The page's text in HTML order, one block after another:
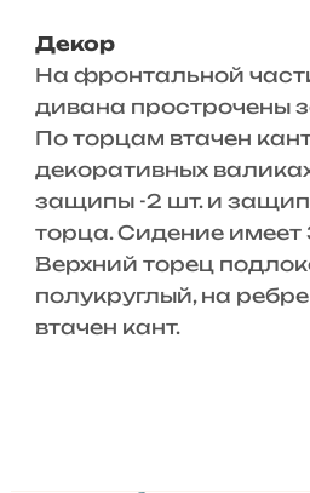
Декор
На фронтальной
дивана прострочены
По торцам втачен
декоративных
защипы -2 шт. и защип
торца. Сидение
Верхний торец
полукруглый, на
втачен кант.